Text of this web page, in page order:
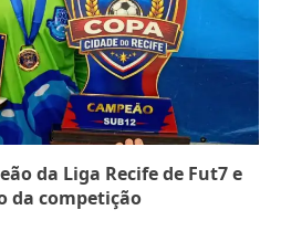
da Liga Recife de Fut7 e
da competição